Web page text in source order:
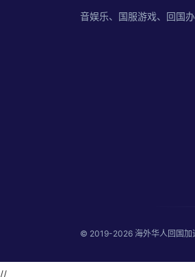
音娱乐、国服游戏、回国
© 2019-2026 海外华人回国加
//